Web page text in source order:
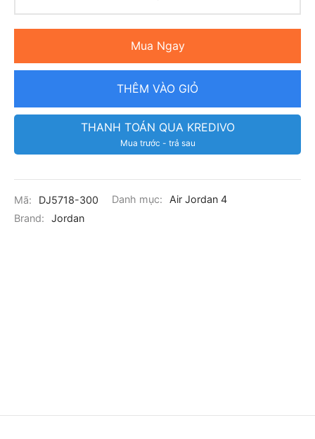
Mua Ngay
THÊM VÀO GIỎ
THANH TOÁN QUA KREDIVO
Mua trước - trả sau
Mã: DJ5718-300 Danh mục:
Air Jordan 4
Brand:
Jordan